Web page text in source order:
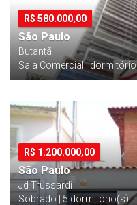
R$ 580.000,00
São Paulo
Butantã
Sala Comercial |
R$ 1.200.000,00
São Paulo
Jd Trussardi
Sobrado | 5 dormitório(s)